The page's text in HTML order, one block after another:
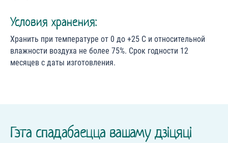
Условия хранения:
Хранить при температуре от 0 до +25 С и относительной
влажности воздуха не более 75%. Срок годности 12
месяцев с даты изготовления.
Гэта спадабаецца вашаму дзіцяці